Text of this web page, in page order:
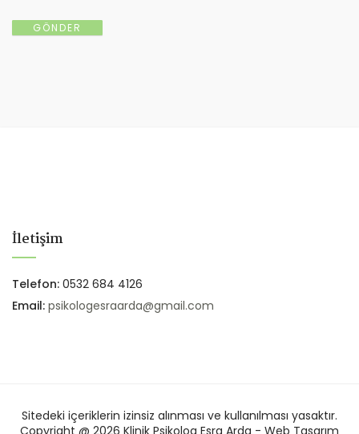
İletişim
Telefon: 0532 684 4126
Email: psikologesraarda@gmail.com
Sitedeki içeriklerin izinsiz alınması ve kullanılması yasaktır.
Copyright @ 2026 Klinik Psikolog Esra Arda - Web Tasarım